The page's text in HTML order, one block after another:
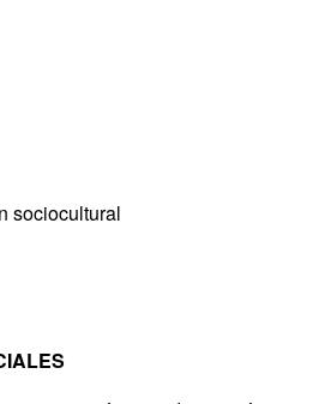
sociocultural